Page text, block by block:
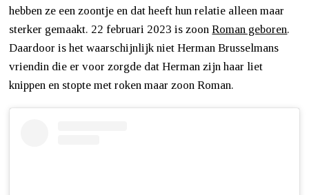
hebben ze een zoontje en dat heeft hun relatie alleen maar
sterker gemaakt. 22 februari 2023 is zoonRoman geboren.
Daardoor is het waarschijnlijk niet Herman Brusselmans
vriendin die er voor zorgde dat Herman zijn haar liet
knippen en stopte met roken maar zoon Roman.